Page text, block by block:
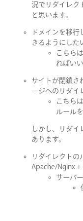
況でリダイレク
と思います。
ドメインを移
きるようにした
こちら
ればい
サイトが閉鎖さ
ージへのリダイ
こちら
ルール
しかし、リダイ
あります。
リダイレクトの
Apache/Nginx +
サーバ